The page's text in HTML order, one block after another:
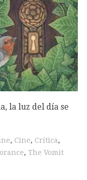
la luz del día se
, Cine, Crítica,
, The Vomit